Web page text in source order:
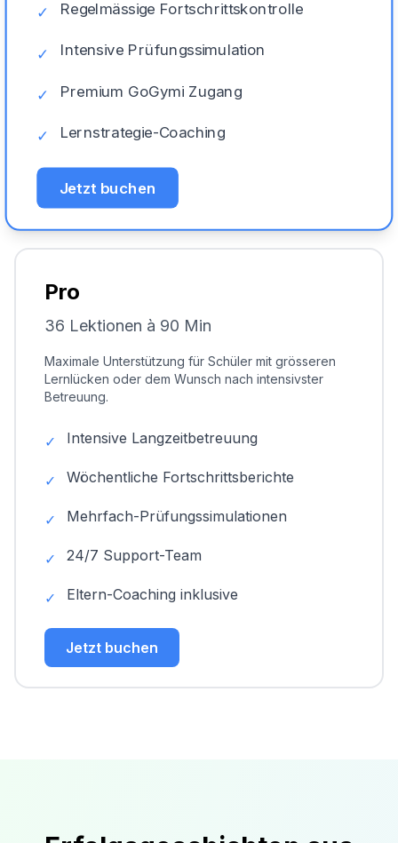
✓ Regelmässige Fortschrittskontrolle
✓ Intensive Prüfungssimulation
✓ Premium GoGymi Zugang
✓ Lernstrategie-Coaching
Jetzt buchen
Pro
36 Lektionen à 90 Min
Maximale Unterstützung für Schüler mit grösseren
Lernlücken oder dem Wunsch nach intensivster
Betreuung.
✓ Intensive Langzeitbetreuung
✓ Wöchentliche Fortschrittsberichte
✓ Mehrfach-Prüfungssimulationen
✓ 24/7 Support-Team
✓ Eltern-Coaching inklusive
Jetzt buchen